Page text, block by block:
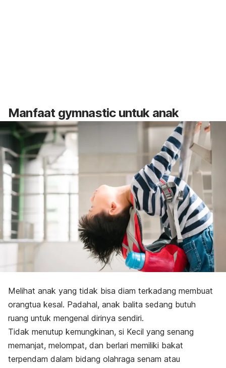
Manfaat gymnasticuntuk anak
Melihat anak yang tidak bisa diam terkadang membuat
orangtua kesal. Padahal, anak balita sedang butuh
ruang untuk mengenal dirinya sendiri.
Tidak menutup kemungkinan, si Kecil yang senang
memanjat, melompat, dan berlari memiliki bakat
terpendam dalam bidang olahraga senam atau